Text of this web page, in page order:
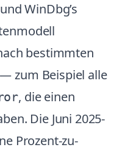
WinDbg’s
bestimmten
zum Beispiel alle
, die einen
Die Juni 2025-
Prozent-zu-